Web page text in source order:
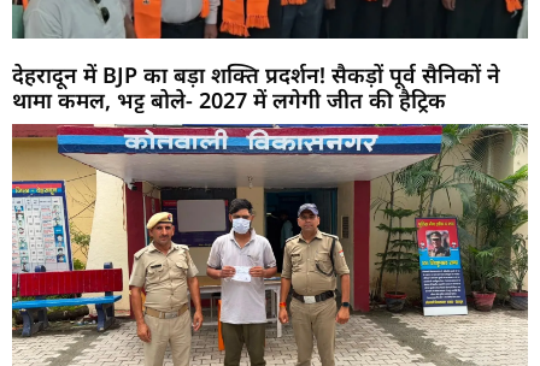
देहरादून में BJP का बड़ा शक्ति प्रदर्शन! सैकड़ों पूर्व सैनिकों ने
थामा कमल, भट्ट बोले- 2027 में लगेगी जीत की हैट्रिक